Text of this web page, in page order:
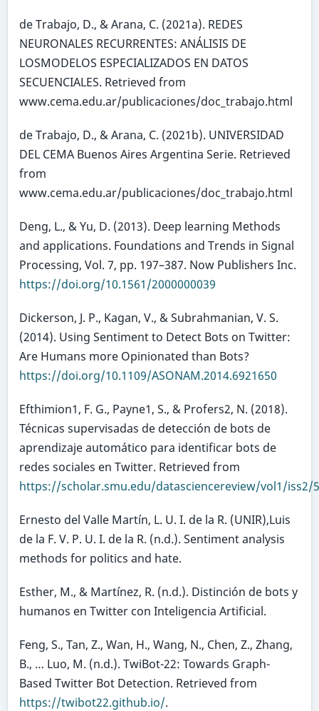
de Trabajo, D., & Arana, C. (2021a). REDES
NEURONALES RECURRENTES: ANÁLISIS DE
LOSMODELOS ESPECIALIZADOS EN DATOS
SECUENCIALES. Retrieved from
www.cema.edu.ar/publicaciones/doc_trabajo.html
de Trabajo, D., & Arana, C. (2021b). UNIVERSIDAD
DEL CEMA Buenos Aires Argentina Serie. Retrieved
from
www.cema.edu.ar/publicaciones/doc_trabajo.html
Deng, L., & Yu, D. (2013). Deep learning Methods
and applications. Foundations and Trends in Signal
Processing, Vol. 7, pp. 197–387. Now Publishers Inc.
https://doi.org/10.1561/2000000039
Dickerson, J. P., Kagan, V., & Subrahmanian, V. S.
(2014). Using Sentiment to Detect Bots on Twitter:
Are Humans more Opinionated than Bots?
https://doi.org/10.1109/ASONAM.2014.6921650
Efthimion1, F. G., Payne1, S., & Profers2, N. (2018).
Técnicas supervisadas de detección de bots de
aprendizaje automático para identificar bots de
redes sociales en Twitter. Retrieved from
https://scholar.smu.edu/datasciencereview/vol1/iss2/5
Ernesto del Valle Martín, L. U. I. de la R. (UNIR),Luis
de la F. V. P. U. I. de la R. (n.d.). Sentiment analysis
methods for politics and hate.
Esther, M., & Martínez, R. (n.d.). Distinción de bots y
humanos en Twitter con Inteligencia Artificial.
Feng, S., Tan, Z., Wan, H., Wang, N., Chen, Z., Zhang,
B., … Luo, M. (n.d.). TwiBot-22: Towards Graph-
Based Twitter Bot Detection. Retrieved from
https://twibot22.github.io/.